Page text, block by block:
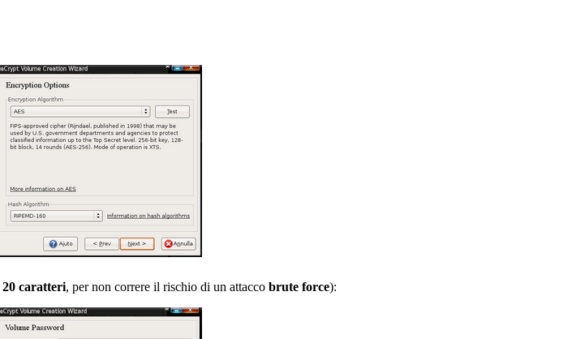
20 caratteri, per non correre il rischio di un attacco brute force):